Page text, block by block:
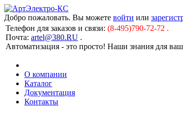
Добро пожаловать. Вы можете войти или
Телефон для заказов и связи: (8-495)790-72-72 .
Почта: artel@380.RU .
Автоматизация - это просто! Наши знания для
О компании
Каталог
Документация
Контакты